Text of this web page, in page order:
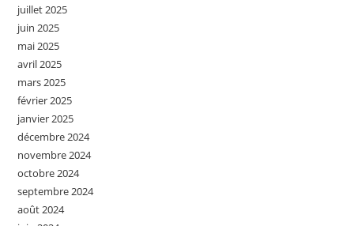
juillet 2025
juin 2025
mai 2025
avril 2025
mars 2025
février 2025
janvier 2025
décembre 2024
novembre 2024
octobre 2024
septembre 2024
août 2024